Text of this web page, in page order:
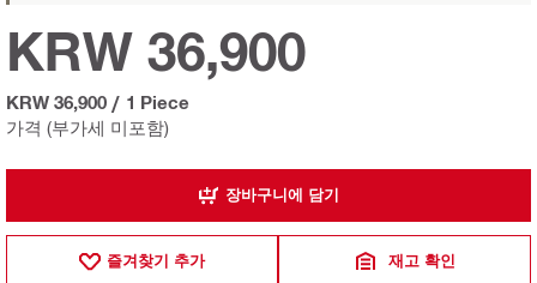
가격 (부가세 미포함)
KRW 36,900
KRW 36,900 / 1 Piece
장바구니에 담기
즐겨찾기 추가 재고 확인